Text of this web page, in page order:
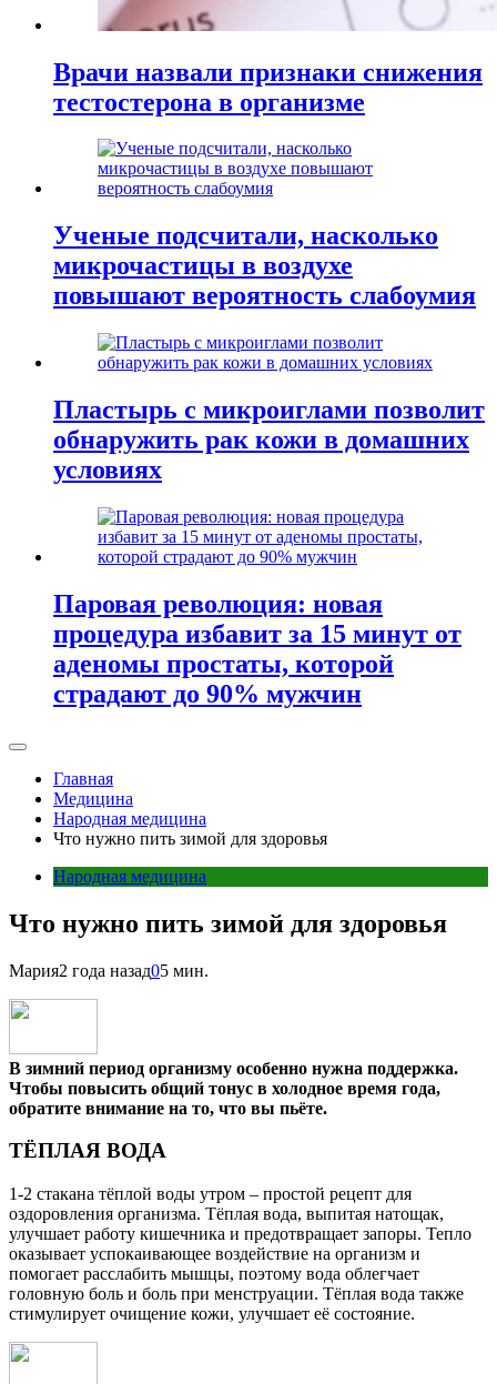
Врачи назвали признаки снижения
тестостерона в организме
Ученые подсчитали, насколько
микрочастицы в воздухе
повышают вероятность слабоумия
Пластырь с микроиглами позволит
обнаружить рак кожи в домашних
условиях
Паровая революция: новая
процедура избавит за 15 минут от
аденомы простаты, которой
страдают до 90% мужчин
Главная
Медицина
Народная медицина
Что нужно пить зимой для здоровья
Народная медицина
Что нужно пить зимой для здоровья
Мария2 года назад05 мин.
В зимний период организму особенно нужна поддержка.
Чтобы повысить общий тонус в холодное время года,
обратите внимание на то, что вы пьёте.
ТЁПЛАЯ ВОДА
1-2 стакана тёплой воды утром – простой рецепт для
оздоровления организма. Тёплая вода, выпитая натощак,
улучшает работу кишечника и предотвращает запоры. Тепло
оказывает успокаивающее воздействие на организм и
помогает расслабить мышцы, поэтому вода облегчает
головную боль и боль при менструации. Тёплая вода также
стимулирует очищение кожи, улучшает её состояние.